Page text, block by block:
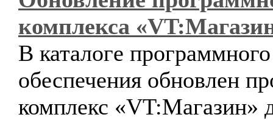
комплекса
В каталоге программного
обеспечения обновлен
комплекс «VT:Магазин»